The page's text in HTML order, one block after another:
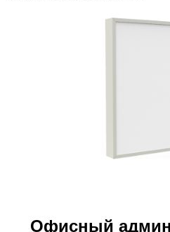
Офисный